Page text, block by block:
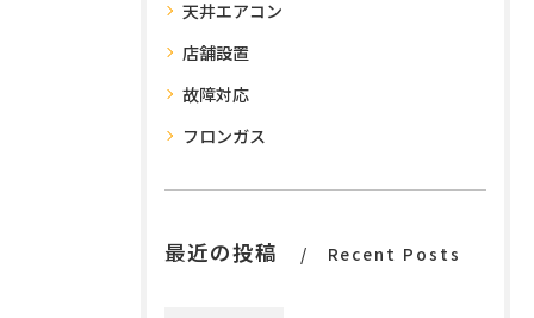
天井エアコン
店舗設置
故障対応
フロンガス
最近の投稿 Recent Posts